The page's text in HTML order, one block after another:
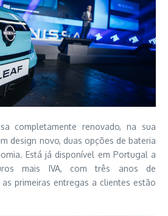
completamente renovado, na sua
design novo, duas opções de bateria
Está já disponível em Portugal a
mais IVA, com três anos de
primeiras entregas a clientes estão